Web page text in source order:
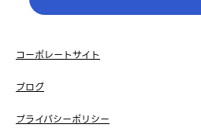
コーポレートサイト
ブログ
プライバシーポリシー